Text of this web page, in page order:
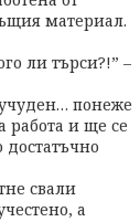
материал.
ли търси?!” –
понеже
работа и ще се
достатъчно
свали
а